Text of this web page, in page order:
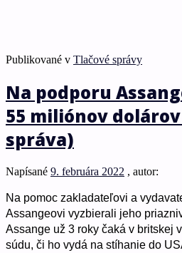
Publikované v Tlačové správy
Na podporu
55 miliónov
správa)
Napísané 9. februára 2022 , autor:
Na pomoc zakladateľovi a
Assangeovi vyzbierali jeho
Assange už 3 roky čaká v britskej
súdu, či ho vydá na stíhanie do